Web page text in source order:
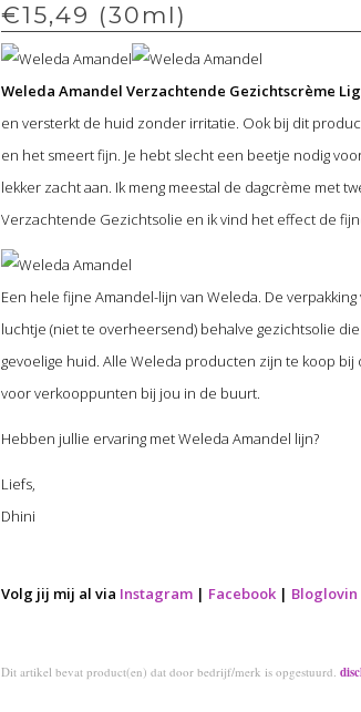
€15,49 (30ml)
Weleda Amandel Verzachtende Gezichtscrème
en versterkt de huid zonder irritatie. Ook bij dit
en het smeert fijn. Je hebt slecht een beetje nodig
lekker zacht aan. Ik meng meestal de dagcrème met
Verzachtende Gezichtsolie en ik vind het effect de
Een hele fijne Amandel-lijn van Weleda. De
luchtje (niet te overheersend) behalve gezichtsolie
gevoelige huid. Alle Weleda producten zijn te koop
voor verkooppunten bij jou in de buurt.
Hebben jullie ervaring met Weleda Amandel lijn?
Liefs,
Dhini
Volg jij mij al via Instagram | Facebook | Bloglovin
Dit artikel bevat product(en) dat door bedrijf/merk is opgestuurd.